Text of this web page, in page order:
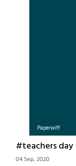
Paperwiff
#teachers day
04 Sep, 2020